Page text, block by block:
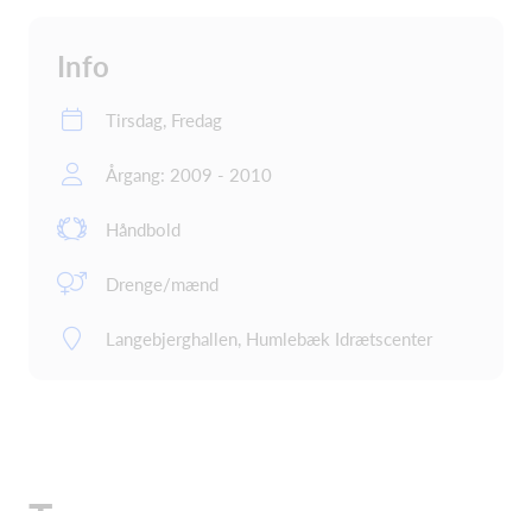
Info
Tirsdag, Fredag
Årgang: 2009 - 2010
Håndbold
Drenge/mænd
Langebjerghallen, Humlebæk Idrætscenter